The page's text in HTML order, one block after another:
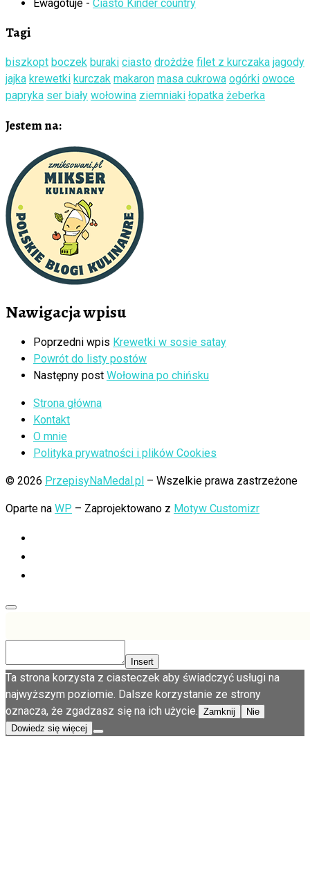
Ewagotuje - Ciasto Kinder country
Tagi
biszkopt boczek buraki ciasto drożdże filet z kurczaka jagody
jajka krewetki kurczak makaron masa cukrowa ogórki owoce
papryka ser biały wołowina ziemniaki łopatka żeberka
Jestem na:
Nawigacja wpisu
Poprzedni wpis Krewetki w sosie satay
Powrót do listy postów
Następny post Wołowina po chińsku
Strona główna
Kontakt
O mnie
Polityka prywatności i plików Cookies
© 2026 PrzepisyNaMedal.pl – Wszelkie prawa zastrzeżone
Oparte na WP – Zaprojektowano z Motyw Customizr
Insert
Ta strona korzysta z ciasteczek aby świadczyć usługi na
najwyższym poziomie. Dalsze korzystanie ze strony
oznacza, że zgadzasz się na ich użycie. Zamknij
Nie
Dowiedz się więcej